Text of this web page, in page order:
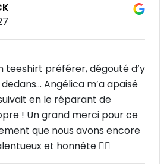
teeshirt préférer, dégouté d’y
Angélica m’a apaisé
en le réparant de
! Un grand merci pour ce
que nous avons encore
et honnête 👌🏼